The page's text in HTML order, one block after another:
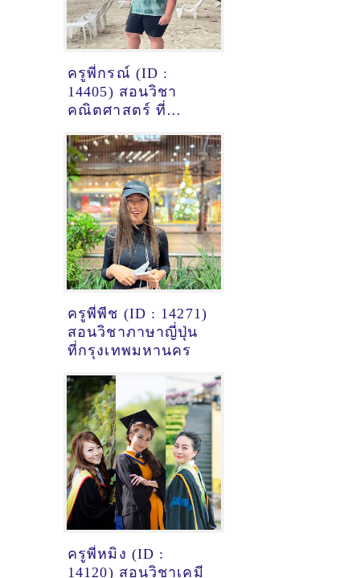
ครูพี่กรณ์ (ID :
14405) สอนวิชา
คณิตศาสตร์ ที่
ครูพี่พีช (ID : 14271)
สอนวิชาภาษาญี่ปุ่น
ที่กรุงเทพมหานคร
ครูพี่หมิง (ID :
14120) สอนวิชาเคมี